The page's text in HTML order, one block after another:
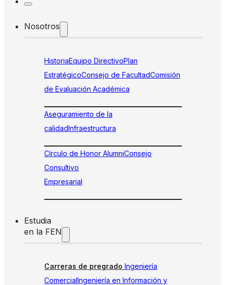
Nosotros
HistoriaEquipo DirectivoPlan
EstratégicoConsejo de FacultadComisión
de Evaluación Académica
Aseguramiento de la
calidadInfraestructura
Círculo de Honor AlumniConsejo
Consultivo
Empresarial
Estudia
en la FEN
Carreras de pregrado Ingeniería
ComercialIngeniería en Información y